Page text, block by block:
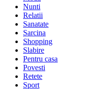
Nunti
Relatii
Sanatate
Sarcina
Shopping
Slabire
Pentru casa
Povesti
Retete
Sport